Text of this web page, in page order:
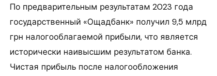
По предварительным результатам 2023 года
государственный «Ощадбанк» получил 9,5 млрд
грн налогооблагаемой прибыли, что является
исторически наивысшим результатом банка.
Чистая прибыль после налогообложения